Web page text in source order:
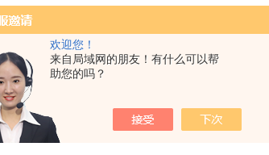
欢迎您！
来自局域网的朋友！有什么可以帮
助您的吗？
使用场景
燥、通风、无强磁场干扰的环境中使用。例如，避免在变
-10℃至50℃之间，湿度不超过85%。高温可能导致仪表